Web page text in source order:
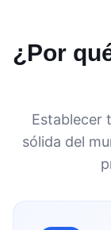
¿Por
Establecer
sólida del